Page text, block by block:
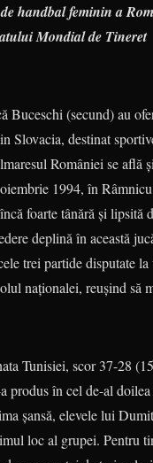
handbal feminin a
Mondial de Tineret
(secund) au
Slovacia, des­tinat
României se află
1994, în
foarte tânără şi lipsită
deplină în această
trei partide disputate
naţionalei, reuşind să
Tunisiei, scor 37-28
produs în cel de-al
şansă, elevele lui
loc al grupei. Pen­tru